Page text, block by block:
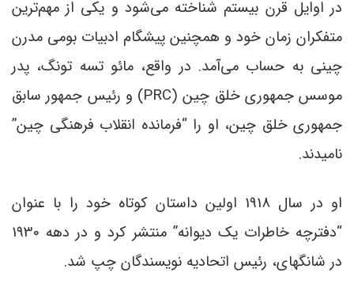
در اوایل قرن بیستم شناخته می‌شود و یکی از مهم‌ترین
متفکران زمان خود و همچنین پیشگام ادبیات بومی مدرن
چینی به حساب می‌آمد. در واقع، مائو تسه تونگ، پدر
موسس جمهوری خلق چین (PRC) و رئیس جمهور سابق
جمهوری خلق چین، او را “فرمانده انقلاب فرهنگی چین”
نامیدند.
او در سال 1918 اولین داستان کوتاه خود را با عنوان
“دفترچه خاطرات یک دیوانه” منتشر کرد و در دهه 1930
در شانگهای، رئیس اتحادیه نویسندگان چپ شد.